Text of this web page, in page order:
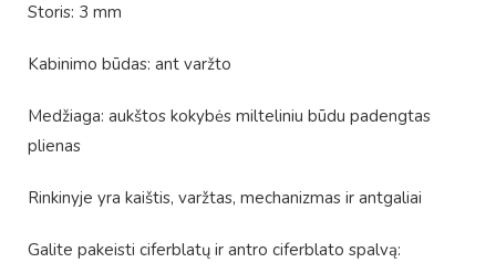
Storis: 3 mm
Kabinimo būdas: ant varžto
Medžiaga: aukštos kokybės milteliniu būdu padengtas
plienas
Rinkinyje yra kaištis, varžtas, mechanizmas ir antgaliai
Galite pakeisti ciferblatų ir antro ciferblato spalvą: